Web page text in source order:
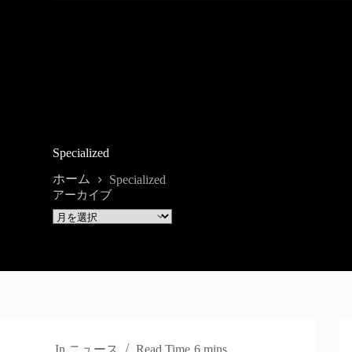
Specialized
ホーム
Specialized
アーカイブ
In ニュース Read Time 6 mins